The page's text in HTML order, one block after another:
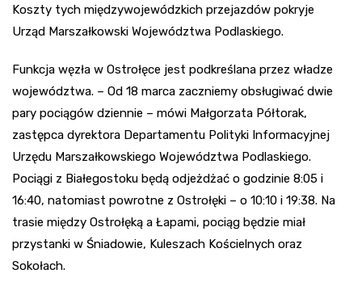
Koszty tych międzywojewódzkich przejazdów pokryje
Urząd Marszałkowski Województwa Podlaskiego.
Funkcja węzła w Ostrołęce jest podkreślana przez władze
województwa. – Od 18 marca zaczniemy obsługiwać dwie
pary pociągów dziennie – mówi Małgorzata Półtorak,
zastępca dyrektora Departamentu Polityki Informacyjnej
Urzędu Marszałkowskiego Województwa Podlaskiego.
Pociągi z Białegostoku będą odjeżdżać o godzinie 8:05 i
16:40, natomiast powrotne z Ostrołęki – o 10:10 i 19:38. Na
trasie między Ostrołęką a Łapami, pociąg będzie miał
przystanki w Śniadowie, Kuleszach Kościelnych oraz
Sokołach.